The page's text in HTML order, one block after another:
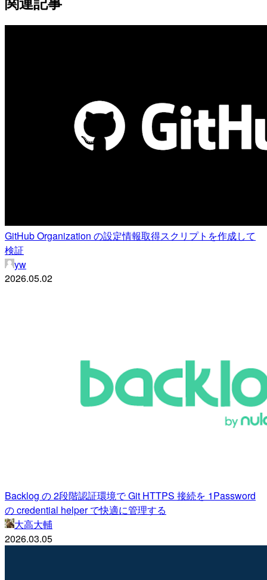
GitHub Organization の設定情報取得スクリプトを作成して
検証
yw
2026.05.02
Backlog の 2段階認証環境で Git HTTPS 接続を 1Password
の credential helper で快適に管理する
大高大輔
2026.03.05